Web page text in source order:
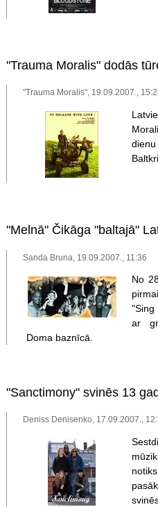
"Trauma Moralis" dodās
"Trauma Moralis", 19.09.2007.,
"Melnā" Čikāga "baltajā"
Sanda Bruna, 19.09.2007., 11:36
No
ar
Doma baznīcā.
"Sanctimony" svinēs 13
Deniss Denisenko, 17.09.2007.,